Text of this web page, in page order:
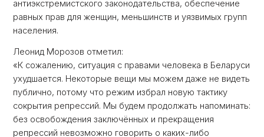
антиэкстремистского законодательства, обеспечение
равных прав для женщин, меньшинств и уязвимых групп
населения.
Леонид Морозов отметил:
«К сожалению, ситуация с правами человека в Беларуси
ухудшается. Некоторые вещи мы можем даже не видеть
публично, потому что режим избрал новую тактику
сокрытия репрессий. Мы будем продолжать напоминать:
без освобождения заключённых и прекращения
репрессий невозможно говорить о каких-либо